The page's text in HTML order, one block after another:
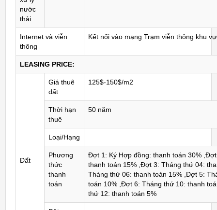
nước
thải
Internet và viễn
thông
Kết nối vào mạng Trạm viễn thông khu
LEASING PRICE:
Đất
Giá thuê
đất
125$-150$/m2
Thời hạn
thuê
50 năm
Loại/Hạng
Phương
thức
thanh
toán
Đợt 1: Ký Hợp đồng: thanh toán 30%
thanh toán 15% ,Đợt 3: Tháng thứ 04:
Tháng thứ 06: thanh toán 15% ,Đợt 5:
toán 10% ,Đợt 6: Tháng thứ 10: thanh
thứ 12: thanh toán 5%